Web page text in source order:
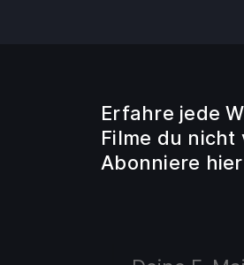
Erfahre jede
Filme du
Abonniere